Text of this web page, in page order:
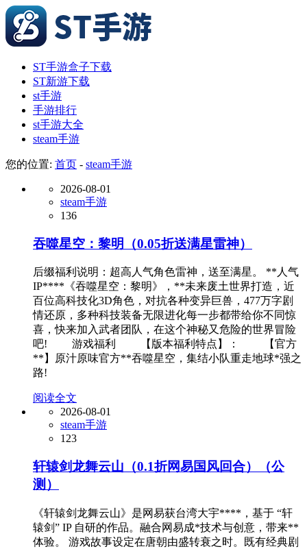
ST手游盒子下载
ST新游下载
st手游
手游排行
st手游大全
steam手游
您的位置: 首页 - steam手游
2026-08-01
steam手游
136
吞噬星空：黎明（0.05折送满星雷神）
后缀福利说明：超高人气角色雷神，送至满星。 **人气
IP****《吞噬星空：黎明》，**未来废土世界打造，近
百位高科技化3D角色，对抗各种变异巨兽，477万字剧
情还原，多种科技装备无限进化每一步都带给你不同惊
喜，快来加入武者团队，在这个神秘又危险的世界冒险
吧! 游戏福利 【版本福利特点】： 【官方
**】原汁原味官方**吞噬星空，集结小队重走地球*强之
路!
阅读全文
2026-08-01
steam手游
123
轩辕剑龙舞云山（0.1折网易国风回合）（公
测）
《轩辕剑龙舞云山》是网易获台湾大宇****，基于 “轩
辕剑” IP 自研的作品。融合网易成*技术与创意，带来**
体验。 游戏故事设定在唐朝由盛转衰之时。既有经典剧